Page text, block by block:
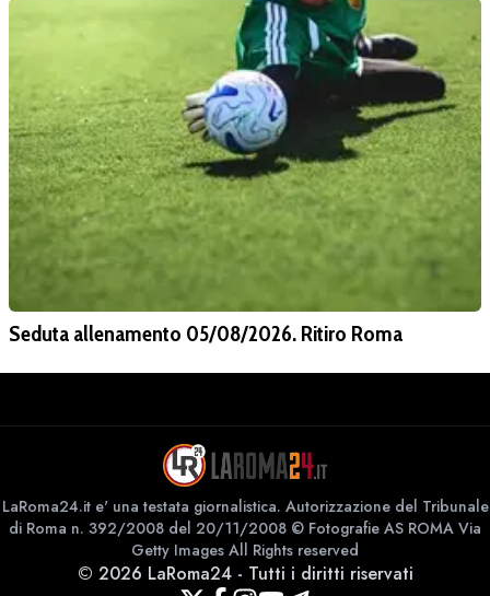
Seduta allenamento 05/08/2026. Ritiro Roma
LaRoma24.it e' una testata giornalistica. Autorizzazione del Tribunale
di Roma n. 392/2008 del 20/11/2008 © Fotografie AS ROMA Via
Getty Images All Rights reserved
© 2026 LaRoma24- Tutti i diritti riservati